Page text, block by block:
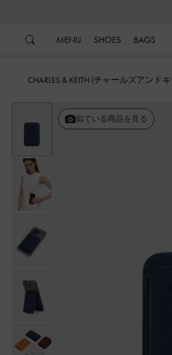
MENU SHOES BAGS
CHARLES & KEITH (チャールズアンド
似ている商品を見る